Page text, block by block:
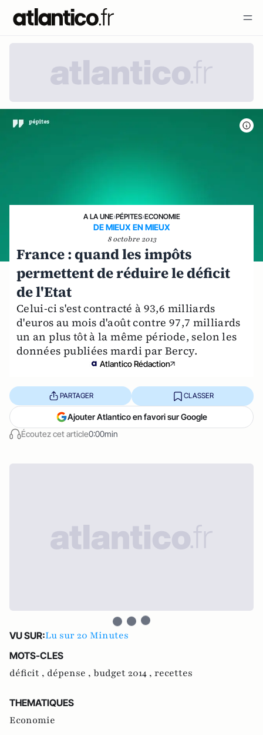
A LA UNE›PÉPITES›ECONOMIE
DE MIEUX EN MIEUX
8 octobre 2013
France : quand les impôts
permettent de réduire le déficit
de l'Etat
Celui-ci s'est contracté à 93,6 milliards
d'euros au mois d'août contre 97,7 milliards
un an plus tôt à la même période, selon les
données publiées mardi par Bercy.
Atlantico Rédaction
Écoutez cet article0:00min
PARTAGER CLASSER
Ajouter Atlantico en favori sur Google
VU SUR:Lu sur 20 Minutes
MOTS-CLES
déficit , dépense , budget 2014 , recettes
THEMATIQUES
Economie